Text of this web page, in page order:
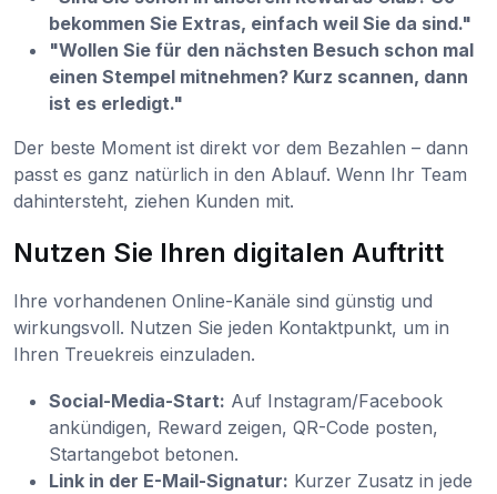
bekommen Sie Extras, einfach weil Sie da sind."
"Wollen Sie für den nächsten Besuch schon mal
einen Stempel mitnehmen? Kurz scannen, dann
ist es erledigt."
Der beste Moment ist direkt vor dem Bezahlen – dann
passt es ganz natürlich in den Ablauf. Wenn Ihr Team
dahintersteht, ziehen Kunden mit.
Nutzen Sie Ihren digitalen Auftritt
Ihre vorhandenen Online-Kanäle sind günstig und
wirkungsvoll. Nutzen Sie jeden Kontaktpunkt, um in
Ihren Treuekreis einzuladen.
Social-Media-Start: Auf Instagram/Facebook
ankündigen, Reward zeigen, QR-Code posten,
Startangebot betonen.
Link in der E-Mail-Signatur: Kurzer Zusatz in jede